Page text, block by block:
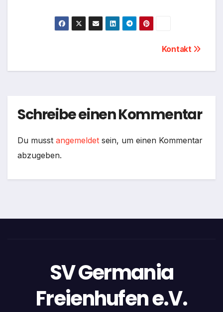
BeitragsnavigationKontakt
Schreibe einen Kommentar
Du musst angemeldet sein, um einen Kommentar
abzugeben.
SV Germania
Freienhufen e.V.